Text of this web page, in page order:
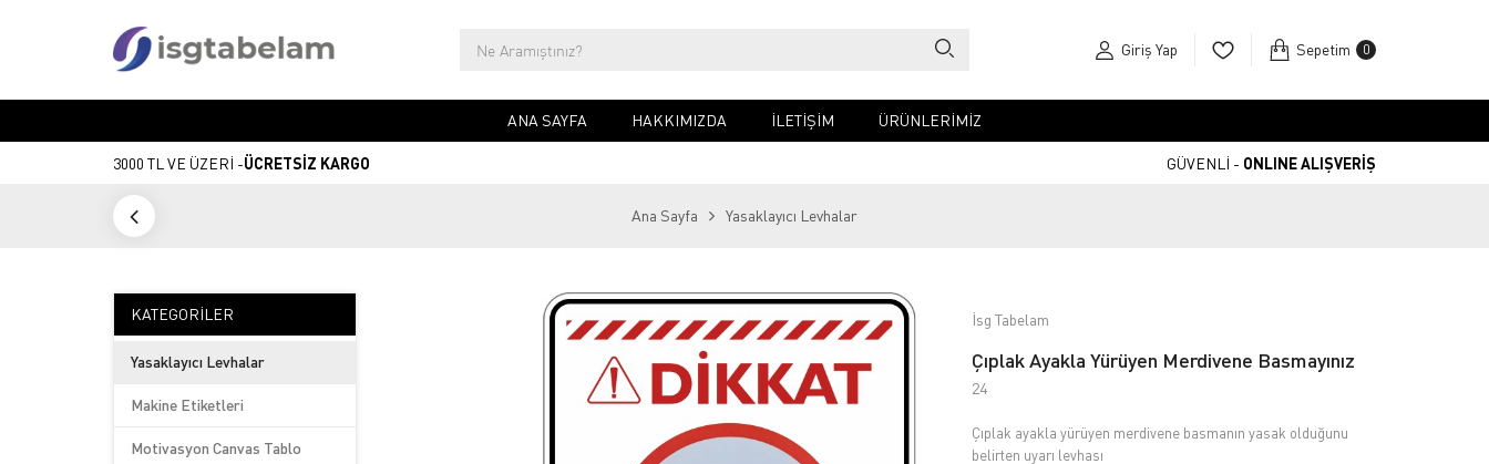
Giriş Yap Sepetim 0
ANA SAYFA HAKKIMIZDA İLETIŞIM ÜRÜNLERİMİZ
3000 TL VE ÜZERİ -ÜCRETSİZ KARGO GÜVENLİ - ONLINE ALIŞVERİŞ
Ana Sayfa Yasaklayıcı Levhalar
KATEGORILER
Yasaklayıcı Levhalar
Makine Etiketleri
Motivasyon Canvas Tablo
İsg Tabelam
Çıplak Ayakla Yürüyen Merdivene Basmayınız
24
Çıplak ayakla yürüyen merdivene basmanın yasak olduğunu
belirten uyarı levhası